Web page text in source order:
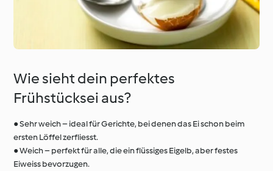
Wie sieht dein perfektes
Frühstücksei aus?
● Sehr weich – ideal für Gerichte, bei denen das Ei schon beim
ersten Löffel zerfliesst.
● Weich – perfekt für alle, die ein flüssiges Eigelb, aber festes
Eiweiss bevorzugen.